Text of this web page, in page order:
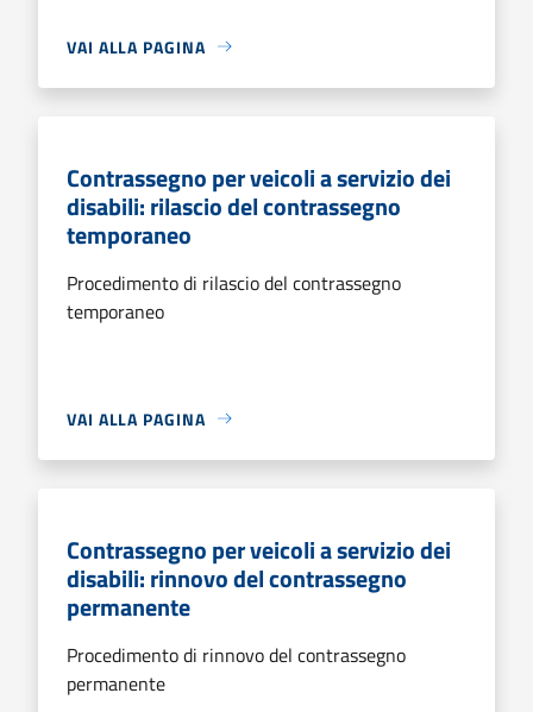
VAI ALLA PAGINA
Contrassegno per veicoli a servizio dei
disabili: rilascio del contrassegno
temporaneo
Procedimento di rilascio del contrassegno
temporaneo
VAI ALLA PAGINA
Contrassegno per veicoli a servizio dei
disabili: rinnovo del contrassegno
permanente
Procedimento di rinnovo del contrassegno
permanente